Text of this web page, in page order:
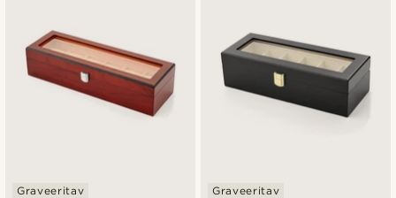
Graveeritav Graveeritav